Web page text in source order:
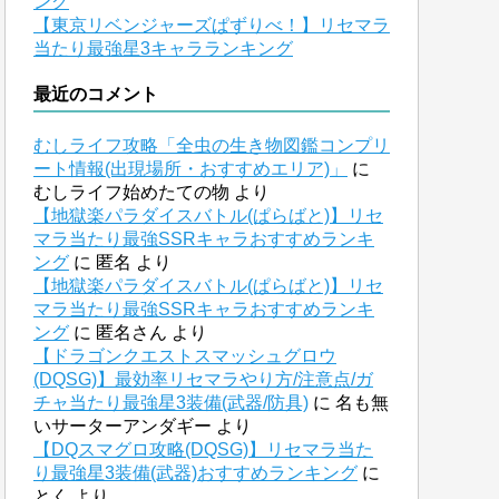
【東京リベンジャーズぱずりべ！】リセマラ
当たり最強星3キャラランキング
最近のコメント
むしライフ攻略「全虫の生き物図鑑コンプリ
ート情報(出現場所・おすすめエリア)」
に
むしライフ始めたての物 より
【地獄楽パラダイスバトル(ぱらばと)】リセ
マラ当たり最強SSRキャラおすすめランキ
ング に 匿名 より
【地獄楽パラダイスバトル(ぱらばと)】リセ
マラ当たり最強SSRキャラおすすめランキ
ング に 匿名さん より
【ドラゴンクエストスマッシュグロウ
(DQSG)】最効率リセマラやり方/注意点/ガ
チャ当たり最強星3装備(武器/防具) に 名も無
いサーターアンダギー より
【DQスマグロ攻略(DQSG)】リセマラ当た
り最強星3装備(武器)おすすめランキング に